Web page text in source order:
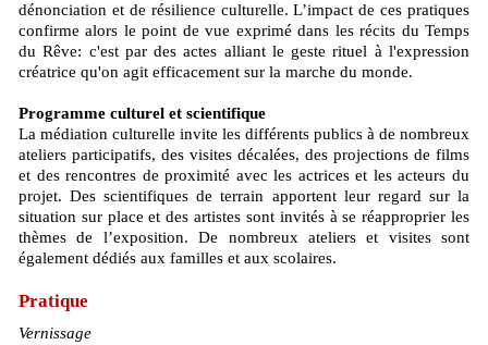
dénonciation et de résilience culturelle. L’impact de ces pratiques
confirme alors le point de vue exprimé dans les récits du Temps
du Rêve: c'est par des actes alliant le geste rituel à l'expression
créatrice qu'on agit efficacement sur la marche du monde.
Programme culturel et scientifique
La médiation culturelle invite les différents publics à de nombreux
ateliers participatifs, des visites décalées, des projections de films
et des rencontres de proximité avec les actrices et les acteurs du
projet. Des scientifiques de terrain apportent leur regard sur la
situation sur place et des artistes sont invités à se réapproprier les
thèmes de l’exposition. De nombreux ateliers et visites sont
également dédiés aux familles et aux scolaires.
Pratique
Vernissage